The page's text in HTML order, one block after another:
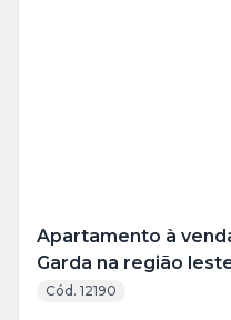
Apartamento à
Garda na região
Cód. 12190